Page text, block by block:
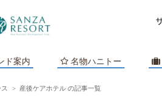
ド案内 名物ハニトー
> 産後ケアホテル の記事一覧